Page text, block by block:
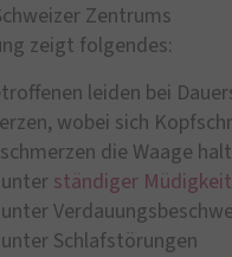
Zentrums
zeigt folgendes:
leiden bei
wobei sich
die Waage
ständiger Müdigkeit
Schlafstörungen